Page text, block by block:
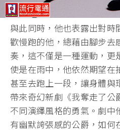
與此同時，他也表露出對時
歡慢跑的他，總藉由腳步去
奏，這不僅是一種運動，更
使是在雨中，他依然期望在
甚至去跑上一段，讓身體與
帶來奇幻新劇《我奪走了公
不同演繹風格的勇氣。劇中
有幽默誇張感的公爵，如何